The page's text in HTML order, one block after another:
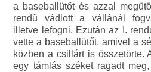
a baseballütőt és azzal
rendű vádlott a vállánál
illetve lefogni. Ezután az I.
vette a baseballütőt, amivel a
közben a csillárt is összetörte.
egy támlás széket ragadt